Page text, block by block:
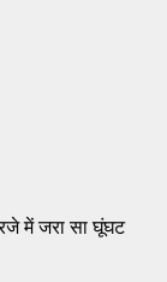
में जरा सा घूंघट